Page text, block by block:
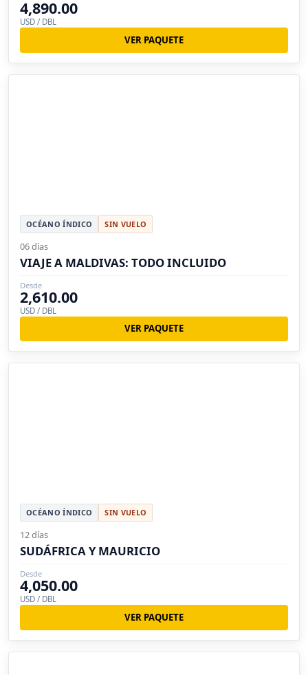
4,890.00
USD / DBL
VER PAQUETE
OCÉANO ÍNDICO SIN VUELO
06 días
VIAJE A MALDIVAS: TODO INCLUIDO
Desde
2,610.00
USD / DBL
VER PAQUETE
OCÉANO ÍNDICO SIN VUELO
12 días
SUDÁFRICA Y MAURICIO
Desde
4,050.00
USD / DBL
VER PAQUETE